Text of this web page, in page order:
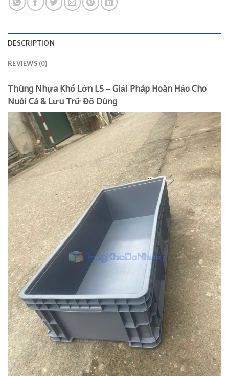
DESCRIPTION
REVIEWS (0)
Thùng Nhựa Khổ Lớn L5 – Giải Pháp Hoàn Hảo Cho
Nuôi Cá & Lưu Trữ Đồ Dùng